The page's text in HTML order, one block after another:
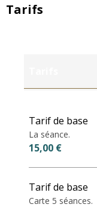
Tarifs
Tarif de base
La séance.
15,00 €
Tarif de base
Carte 5 séances.